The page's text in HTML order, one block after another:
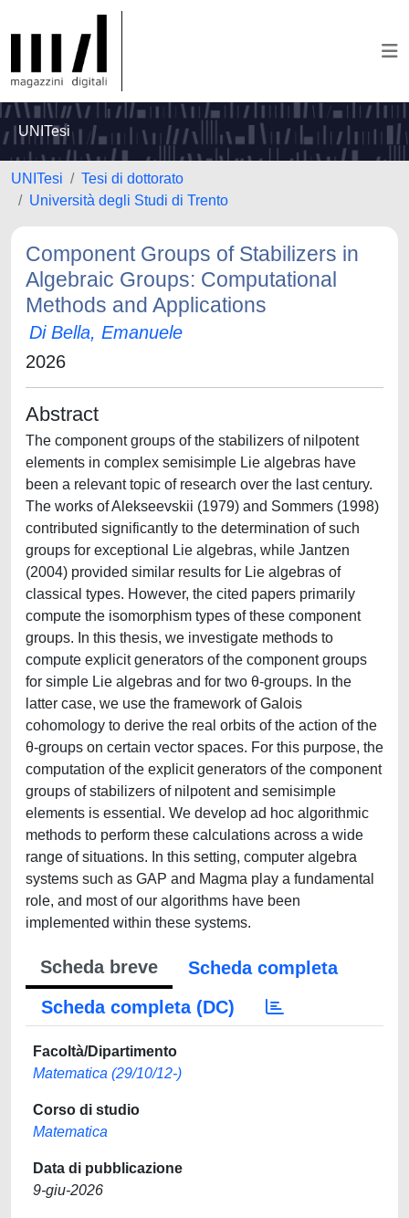
UNITesi
UNITesi
Tesi di dottorato
Università degli Studi di Trento
Component Groups of Stabilizers in
Algebraic Groups: Computational
Methods and Applications
Di Bella, Emanuele
2026
Abstract
The component groups of the stabilizers of nilpotent
elements in complex semisimple Lie algebras have
been a relevant topic of research over the last century.
The works of Alekseevskii (1979) and Sommers (1998)
contributed significantly to the determination of such
groups for exceptional Lie algebras, while Jantzen
(2004) provided similar results for Lie algebras of
classical types. However, the cited papers primarily
compute the isomorphism types of these component
groups. In this thesis, we investigate methods to
compute explicit generators of the component groups
for simple Lie algebras and for two θ-groups. In the
latter case, we use the framework of Galois
cohomology to derive the real orbits of the action of the
θ-groups on certain vector spaces. For this purpose, the
computation of the explicit generators of the component
groups of stabilizers of nilpotent and semisimple
elements is essential. We develop ad hoc algorithmic
methods to perform these calculations across a wide
range of situations. In this setting, computer algebra
systems such as GAP and Magma play a fundamental
role, and most of our algorithms have been
implemented within these systems.
Scheda breve
Scheda completa
Scheda completa (DC)
Facoltà/Dipartimento
Matematica (29/10/12-)
Corso di studio
Matematica
Data di pubblicazione
9-giu-2026